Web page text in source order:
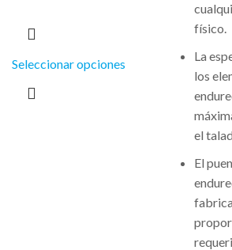
Seleccionar opciones
físico.
La
los
el
El